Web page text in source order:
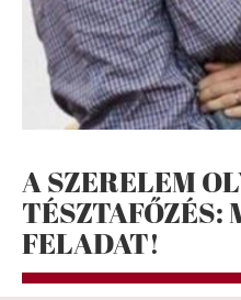
A SZERELEM
TÉSZTAFŐZÉS:
FELADAT!